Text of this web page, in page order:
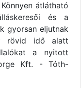
átlátható
és a
gyorsan eljutnak
rövid idő alatt
a nyitott
Kft. - Tóth-